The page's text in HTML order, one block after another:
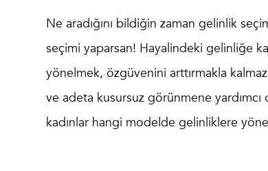
Ne aradığını bildiğin zaman gelinlik
seçimi yaparsan! Hayalindeki gelinliğe
yönelmek, özgüvenini arttırmakla
ve adeta kusursuz görünmene yardımcı
kadınlar hangi modelde gelinliklere